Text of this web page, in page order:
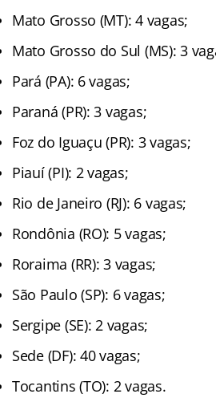
Mato Grosso (MT): 4 vagas;
Mato Grosso do Sul (MS): 3
Pará (PA): 6 vagas;
Paraná (PR): 3 vagas;
Foz do Iguaçu (PR): 3 vagas;
Piauí (PI): 2 vagas;
Rio de Janeiro (RJ): 6 vagas;
Rondônia (RO): 5 vagas;
Roraima (RR): 3 vagas;
São Paulo (SP): 6 vagas;
Sergipe (SE): 2 vagas;
Sede (DF): 40 vagas;
Tocantins (TO): 2 vagas.